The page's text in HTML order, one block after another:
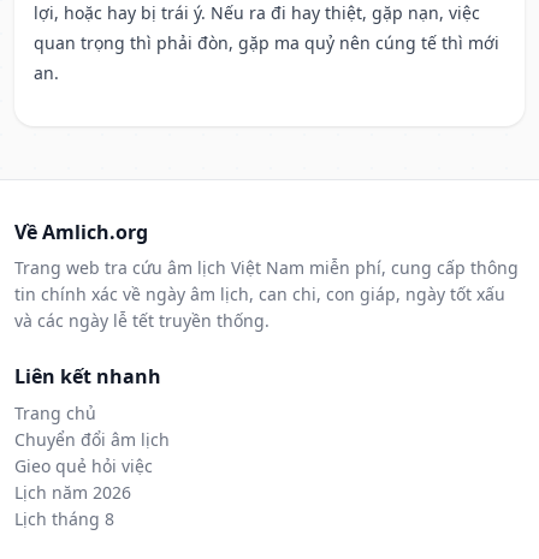
lợi, hoặc hay bị trái ý. Nếu ra đi hay thiệt, gặp nạn, việc
quan trọng thì phải đòn, gặp ma quỷ nên cúng tế thì mới
an.
Về Amlich.org
Trang web tra cứu âm lịch Việt Nam miễn phí, cung cấp thông
tin chính xác về ngày âm lịch, can chi, con giáp, ngày tốt xấu
và các ngày lễ tết truyền thống.
Liên kết nhanh
Trang chủ
Chuyển đổi âm lịch
Gieo quẻ hỏi việc
Lịch năm 2026
Lịch tháng 8